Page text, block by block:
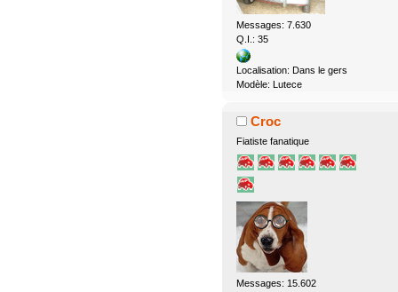
Messages: 7.630
Q.I.: 35
Localisation: Dans le gers
Modèle: Lutece
Croc
Fiatiste fanatique
Messages: 15.602